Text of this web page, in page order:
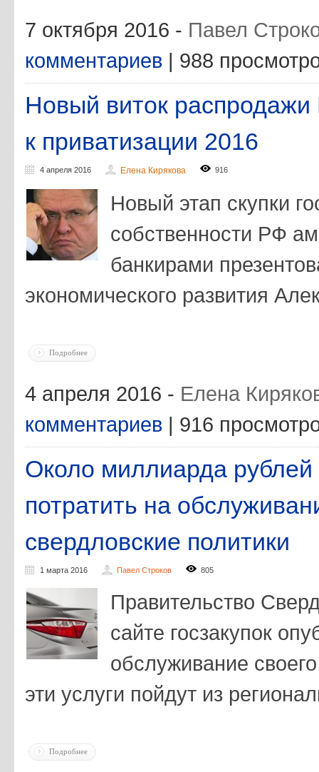
7 октября 2016 - Павел
комментариев | 988
Новый виток распродажи
к приватизации 2016
4 апреля 2016 Елена Кирякова 916
Новый этап скупки
собственности РФ
банкирами
экономического развития
Подробнее
4 апреля 2016 - Елена
комментариев | 916
Около миллиарда рублей
потратить на
свердловские политики
1 марта 2016 Павел Строков 805
Правительство
сайте госзакупок
обслуживание
эти услуги пойдут из
Подробнее